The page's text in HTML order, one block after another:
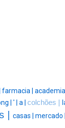
farmacia | academia
| ' | a | colchões |
| casas | mercado |